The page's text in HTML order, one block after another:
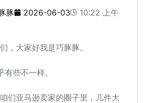
豚 2026-06-03 10:22 上午
，大家好我是巧豚豚。
些不一样。
们亚马逊卖家的圈子里，几件大